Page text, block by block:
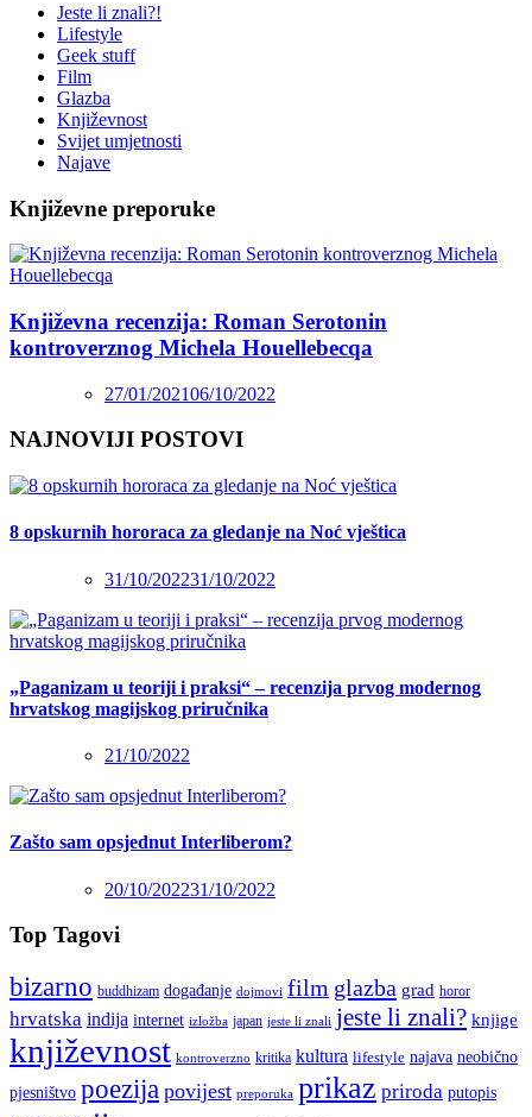
Jeste li znali?!
Lifestyle
Geek stuff
Film
Glazba
Književnost
Svijet umjetnosti
Najave
Književne preporuke
Književna recenzija: Roman Serotonin
kontroverznog Michela Houellebecqa
27/01/202106/10/2022
NAJNOVIJI POSTOVI
8 opskurnih hororaca za gledanje na Noć vještica
31/10/202231/10/2022
„Paganizam u teoriji i praksi“ – recenzija prvog modernog
hrvatskog magijskog priručnika
21/10/2022
Zašto sam opsjednut Interliberom?
20/10/202231/10/2022
Top Tagovi
bizarno buddhizam događanje dojmovi film glazba grad horor
hrvatska indija internet izložba japan jeste li znali jeste li znali? knjige
književnost kontroverzno kritika kultura lifestyle najava neobično
pjesništvo poezija povijest preporuka prikaz priroda putopis